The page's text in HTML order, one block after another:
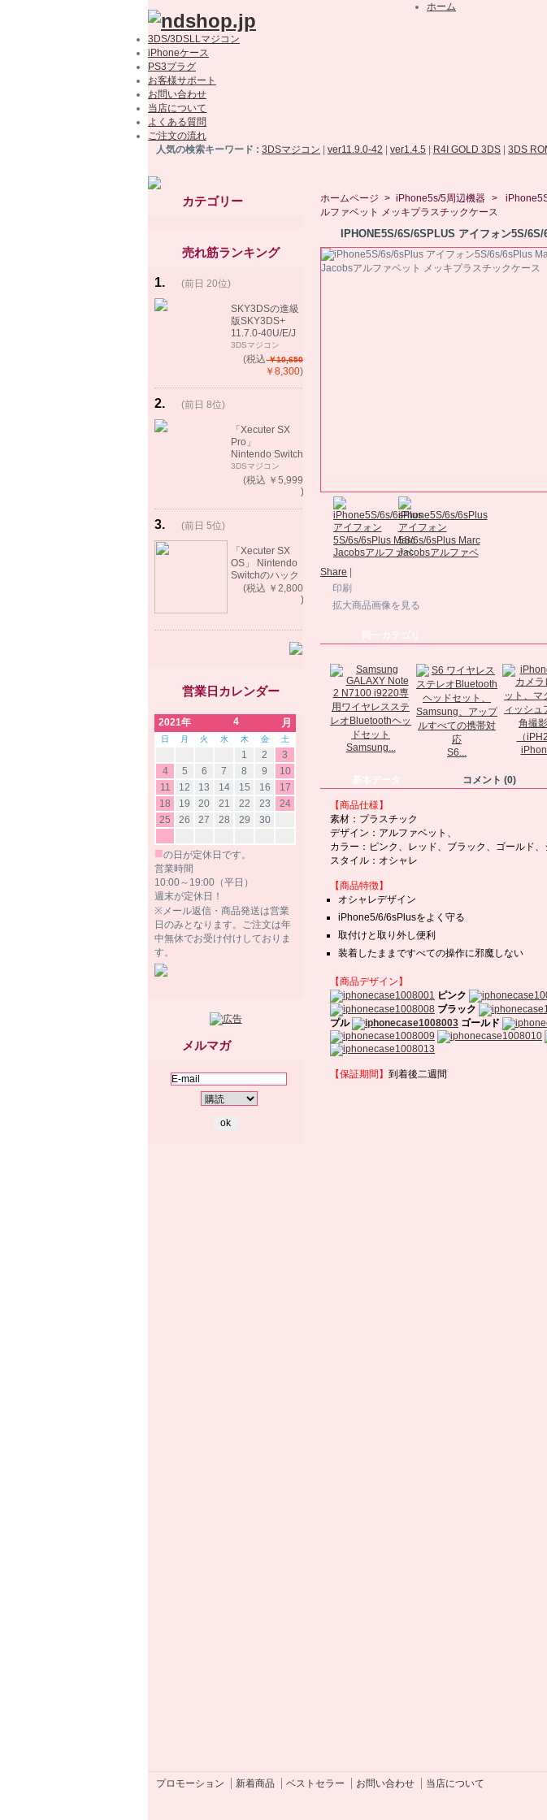
ホーム
3DS/3DSLLマジコン
iPhoneケース
PS3プラグ
お客様サポート
お問い合わせ
当店について
よくある質問
ご注文の流れ
人気の検索キーワード : 3DSマジコン ver11.9.0-42 ver1.4.5 R4I GOLD 3DS 3DS
カテゴリー
売れ筋ランキング
1. (前日 20位)
SKY3DSの進級
版SKY3DS+
11.7.0-40U/E/J
で起動可能
(MHX、FEifサポ
3DSマジコン
(税込￥10,650
￥8,300)
2. (前日 8位)
「Xecuter SX
Pro」
Nintendo Switch
バックアップゲ
ーム起動可能
3DSマジコン
(税込 ￥5,999
)
3.
rank
up!
(前日 5位)
「Xecuter SX
OS」 Nintendo
Switchのハック
ツール バック
(税込 ￥2,800
)
営業日カレンダー
2021年 4 月
日 月 火 水 木 金 土
1 2
3
4
5 6 7 8 9
10
11
12 13 14 15 16
17
18
19 20 21 22 23
24
25
26 27 28 29 30
■の日が定休日です。
営業時間
10:00～19:00（平日）
週末が定休日！
※メール返信・商品発送は営業
日のみとなります。ご注文は年
中無休でお受け付けしておりま
す。
メルマガ
ホームページ > iPhone5s/5周辺機器 >
ルファベット メッキプラスチックケース
IPHONE5S/6S/6SPLUS アイフォン5S/
キプラスチックケース
Share
印刷
拡大商品画像を見る
Samsung... S6...
コメント (0)
【商品仕様】
素材：プラスチック
デザイン：アルファベット、
カラー：ピンク、レッド、ブラック、ゴールド
スタイル：オシャレ
【商品特徴】
オシャレデザイン
iPhone5/6/6sPlusをよく守る
取付けと取り外し便利
装着したままですべての操作に邪魔しない
【商品デザイン】
ピンク
ブラック
プル
ゴールド
【保証期間】 到着後二週間
プロモーション 新着商品 ベストセラー お問い合わせ 当店について